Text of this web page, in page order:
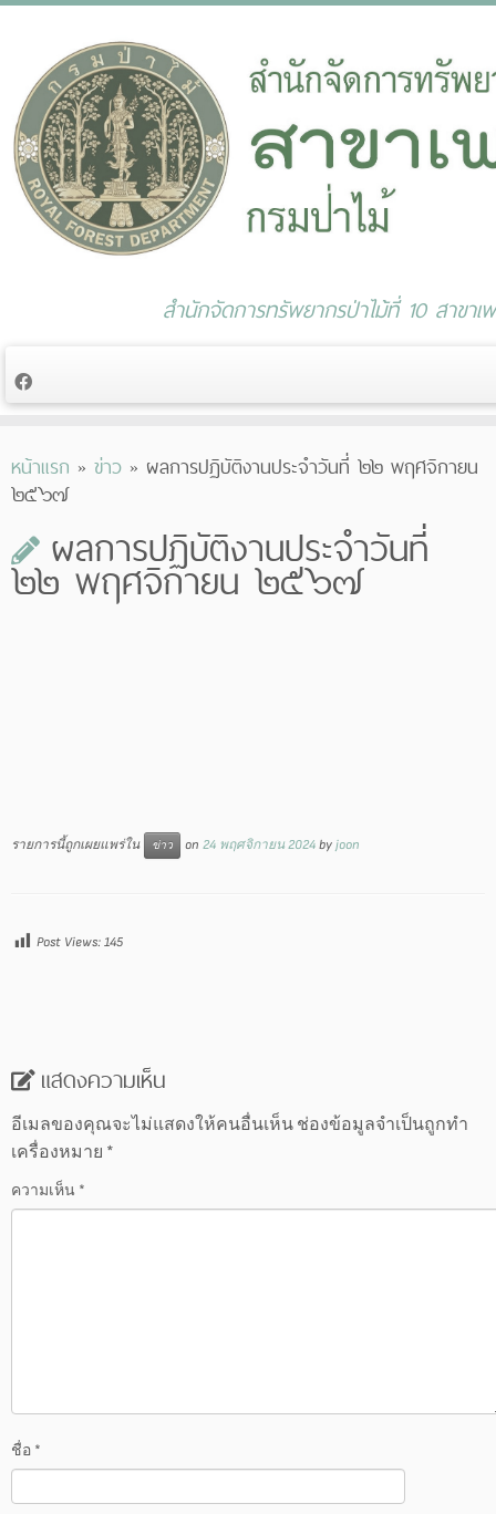
to
content
สำนักจัดการทรัพยากรป่าไม้ที่ 10 สาขาเ
หน้าแรก » ข่าว » ผลการปฏิบัติงานประจำวันที่ ๒๒ พฤศจิกายน
๒๕๖๗
ผลการปฏิบัติงานประจำวันที่
๒๒ พฤศจิกายน ๒๕๖๗
รายการนี้ถูกเผยแพร่ใน ข่าว on 24 พฤศจิกายน 2024 by joon
Post Views: 145
แสดงความเห็น
อีเมลของคุณจะไม่แสดงให้คนอื่นเห็น ช่องข้อมูลจำเป็นถูกทำ
เครื่องหมาย *
ความเห็น *
ชื่อ *